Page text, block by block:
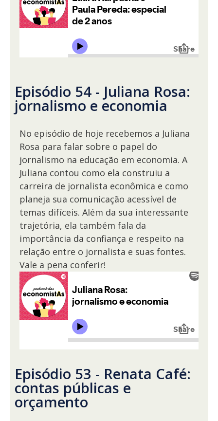
Episódio 54 - Juliana Rosa:
jornalismo e economia
No episódio de hoje recebemos a Juliana
Rosa para falar sobre o papel do
jornalismo na educação em economia. A
Juliana contou como ela construiu a
carreira de jornalista econômica e como
planeja sua comunicação acessível de
temas difíceis. Além da sua interessante
trajetória, ela também fala da
importância da confiança e respeito na
relação entre o jornalista e suas fontes.
Vale a pena conferir!
Episódio 53 - Renata Café:
contas públicas e
orçamento